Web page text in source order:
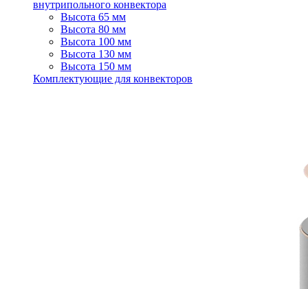
внутрипольного конвектора
Высота 65 мм
Высота 80 мм
Высота 100 мм
Высота 130 мм
Высота 150 мм
Комплектующие для конвекторов